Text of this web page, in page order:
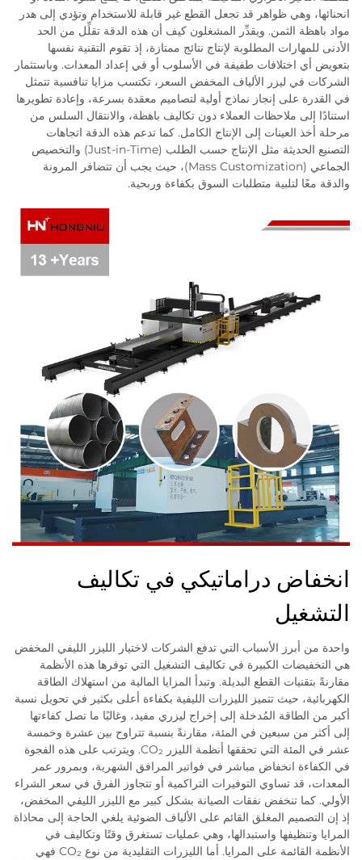
انحنائها، وهي ظواهر قد تجعل القطع غير قابلة للاستخدام وتؤدي إلى هدر
مواد باهظة الثمن. ويقدِّر المشغلون كيف أن هذه الدقة تقلِّل من الحد
الأدنى للمهارات المطلوبة لإنتاج نتائج ممتازة، إذ تقوم التقنية نفسها
بتعويض أي اختلافات طفيفة في الأسلوب أو في إعداد المعدات. وباستثمار
الشركات في ليزر الألياف المخفض السعر، تكتسب مزايا تنافسية تتمثل
في القدرة على إنجاز نماذج أولية لتصاميم معقدة بسرعة، وإعادة تطويرها
استنادًا إلى ملاحظات العملاء دون تكاليف باهظة، والانتقال السلس من
مرحلة أخذ العينات إلى الإنتاج الكامل. كما تدعم هذه الدقة اتجاهات
التصنيع الحديثة مثل الإنتاج حسب الطلب (Just-in-Time) والتخصيص
الجماعي (Mass Customization)، حيث يجب أن تتضافر المرونة
والدقة معًا لتلبية متطلبات السوق بكفاءة وربحية.
انخفاض دراماتيكي في تكاليف
التشغيل
واحدة من أبرز الأسباب التي تدفع الشركات لاختيار الليزر الليفي المخفض
هي التخفيضات الكبيرة في تكاليف التشغيل التي توفرها هذه الأنظمة
مقارنةً بتقنيات القطع البديلة. وتبدأ المزايا المالية من استهلاك الطاقة
الكهربائية، حيث تتميز الليزرات الليفية بكفاءة أعلى بكثير في تحويل نسبة
أكبر من الطاقة المُدخلة إلى إخراج ليزري مفيد، وغالبًا ما تصل كفاءتها
إلى أكثر من سبعين في المئة، مقارنةً بنسبة تتراوح بين عشرة وخمسة
عشر في المئة التي تحققها أنظمة الليزر CO₂. ويترتب على هذه الفجوة
في الكفاءة انخفاض مباشر في فواتير المرافق الشهرية، وبمرور عمر
المعدات، قد تساوي التوفيرات التراكمية أو تتجاوز الفرق في سعر الشراء
الأولي. كما تنخفض نفقات الصيانة بشكل كبير مع الليزر الليفي المخفض،
إذ إن التصميم المغلق القائم على الألياف الضوئية يلغي الحاجة إلى محاذاة
المرايا وتنظيفها واستبدالها، وهي عمليات تستغرق وقتًا وتكاليف في
الأنظمة القائمة على المرايا. أما الليزرات التقليدية من نوع CO₂ فهي